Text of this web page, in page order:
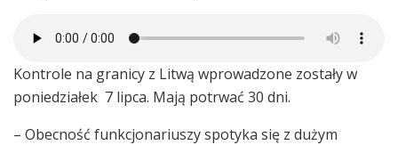
Kontrole na granicy z Litwą wprowadzone zostały w
poniedziałek 7 lipca. Mają potrwać 30 dni.
– Obecność funkcjonariuszy spotyka się z dużym